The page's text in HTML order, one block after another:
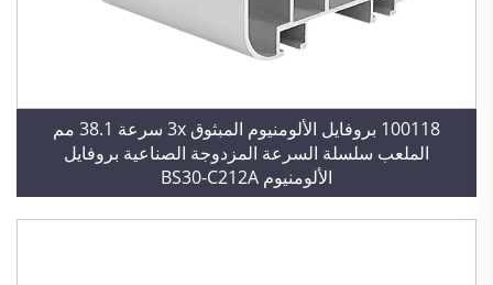
100118 بروفايل الألومنيوم المبثوق 3x سرعة 38.1 مم
الملعب سلسلة السرعة المزدوجة الصناعية بروفايل
الألومنيوم BS30-C212A